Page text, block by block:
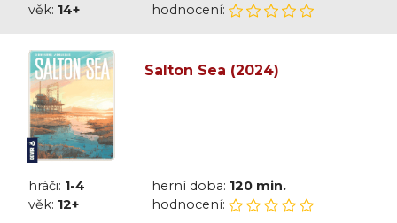
věk: 14+ hodnocení:
Salton Sea (2024)
hráči: 1-4 herní doba: 120 min.
věk: 12+ hodnocení: